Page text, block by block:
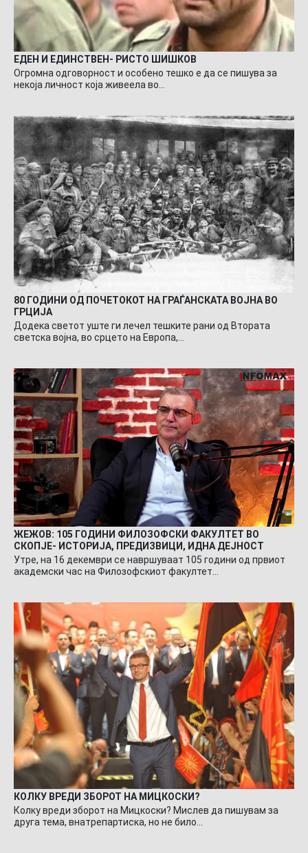
ЕДЕН И ЕДИНСТВЕН- РИСТО ШИШКОВ
Огромна одговорност и особено тешко е да се пишува за
некоја личност која живеела во…
80 ГОДИНИ ОД ПОЧЕТОКОТ НА ГРАЃАНСКАТА ВОЈНА ВО
ГРЦИЈА
Додека светот уште ги лечел тешките рани од Втората
светска војна, во срцето на Европа,…
ЖЕЖОВ: 105 ГОДИНИ ФИЛОЗОФСКИ ФАКУЛТЕТ ВО
СКОПЈЕ- ИСТОРИЈА, ПРЕДИЗВИЦИ, ИДНА ДЕЈНОСТ
Утре, на 16 декември се навршуваат 105 години од првиот
академски час на Филозофскиот факултет…
КОЛКУ ВРЕДИ ЗБОРОТ НА МИЦКОСКИ?
Колку вреди зборот на Мицкоски? Мислев да пишувам за
друга тема, внатрепартиска, но не било…